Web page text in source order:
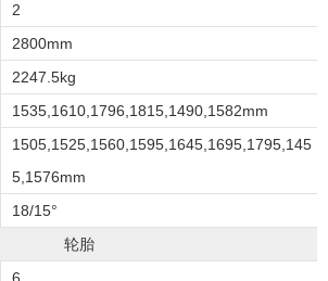
2
2800mm
2247.5kg
1535,1610,1796,1815,1490,1582mm
1505,1525,1560,1595,1645,1695,1795,145
5,1576mm
18/15°
轮胎